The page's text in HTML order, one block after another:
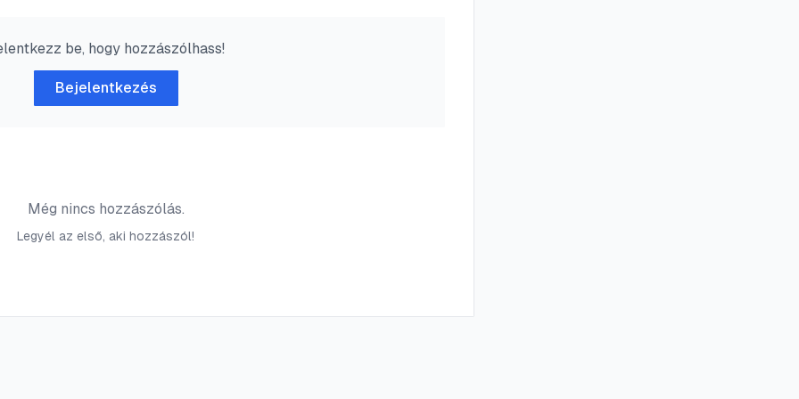
be, hogy hozzászólhass!
Bejelentkezés
Még nincs hozzászólás.
Legyél az első, aki hozzászól!